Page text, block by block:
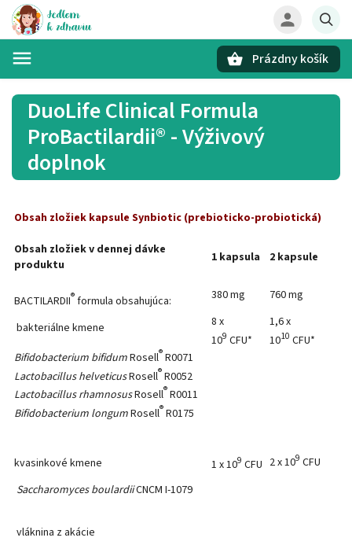
Prázdny košík
DuoLife Clinical Formula
ProBactilardii® - Výživový
doplnok
Obsah zložiek kapsule Synbiotic (prebioticko-probiotická)
Obsah zložiek v dennej dávke
produktu
1 kapsula 2 kapsule
BACTILARDII®formula obsahujúca:
bakteriálne kmene
Bifidobacterium bifidumRosell®R0071
Lactobacillus helveticusRosell®R0052
Lactobacillus rhamnosusRosell®R0011
Bifidobacterium longumRosell®R0175
380 mg
8 x
109 CFU*
760 mg
1,6 x
1010 CFU*
kvasinkové kmene
Saccharomyces boulardiiCNCM I-1079
1 x 109 CFU 2 x 109 CFU
vláknina z akácie